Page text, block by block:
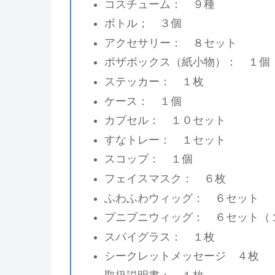
コスチューム： ９種
ボトル； ３個
アクセサリー： ８セット
ポザボックス（紙小物）： １個
ステッカー： １枚
ケース： １個
カプセル： １０セット
すなトレー： １セット
スコップ： １個
フェイスマスク： ６枚
ふわふわウィッグ： ６セット
プニプニウィッグ： ６セット（
スパイグラス： １枚
シークレットメッセージ ４枚